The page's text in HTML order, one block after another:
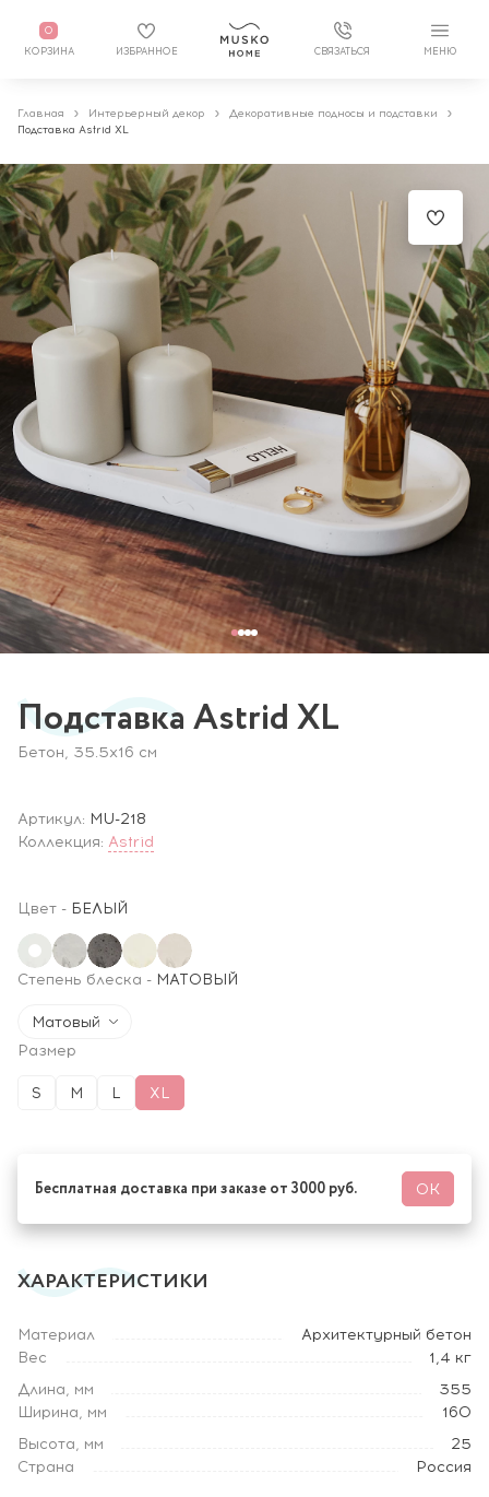
0
КОРЗИНА ИЗБРАННОЕ СВЯЗАТЬСЯ МЕНЮ
Главная Интерьерный декор
Декоративные подносы и подставки
Подставка Astrid XL
Подставка Astrid XL
Бетон, 35.5x16 см
Артикул: MU-218
Коллекция: Astrid
Цвет - БЕЛЫЙ
Степень блеска - МАТОВЫЙ
Матовый
Размер
S M L XL
Бесплатная доставка при заказе от 3000 руб. ОК
ХАРАКТЕРИСТИКИ
Материал
Архитектурный бетон
Вес
1,4 кг
Длина, мм
355
Ширина, мм
160
Высота, мм
25
Страна
Россия